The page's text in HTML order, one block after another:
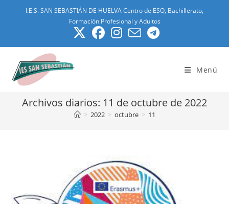
I.E.S. SAN SEBASTIÁN DE HUELVA Centro de ESO, Bachillerato,
Formación Profesional y Adultos
Menú
Archivos diarios: 11 de octubre de 2022
> 2022 > octubre > 11